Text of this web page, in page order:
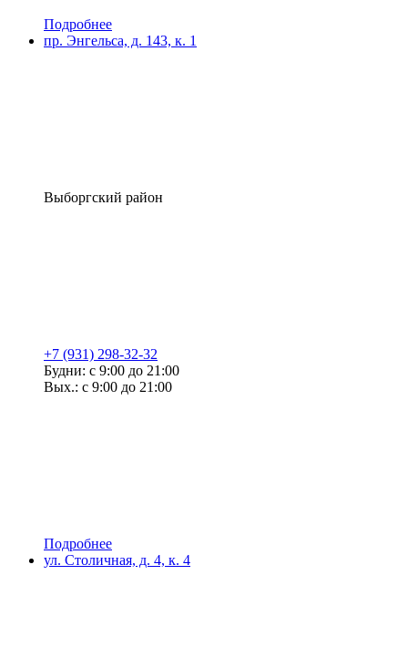
Подробнее
пр. Энгельса, д. 143, к. 1
Выборгский район
+7 (931) 298-32-32
Будни: с 9:00 до 21:00
Вых.: с 9:00 до 21:00
Подробнее
ул. Столичная, д. 4, к. 4